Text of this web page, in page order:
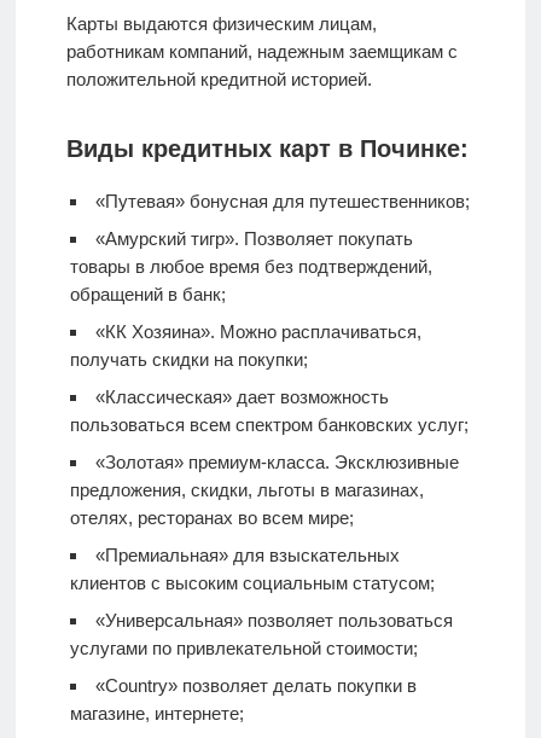
Карты выдаются физическим лицам,
работникам компаний, надежным заемщикам с
положительной кредитной историей.
Виды кредитных карт в Починке:
«Путевая» бонусная для путешественников;
«Амурский тигр». Позволяет покупать
товары в любое время без подтверждений,
обращений в банк;
«КК Хозяина». Можно расплачиваться,
получать скидки на покупки;
«Классическая» дает возможность
пользоваться всем спектром банковских услуг;
«Золотая» премиум-класса. Эксклюзивные
предложения, скидки, льготы в магазинах,
отелях, ресторанах во всем мире;
«Премиальная» для взыскательных
клиентов с высоким социальным статусом;
«Универсальная» позволяет пользоваться
услугами по привлекательной стоимости;
«Country» позволяет делать покупки в
магазине, интернете;